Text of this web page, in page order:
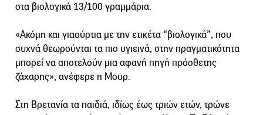
στα βιολογικά 13/100 γραμμάρια.
«Ακόμη και γιαούρτια με την ετικέτα “βιολογικά”, που
συχνά θεωρούνται τα πιο υγιεινά, στην πραγματικότητα
μπορεί να αποτελούν μια αφανή πηγή πρόσθετης
ζάχαρης», ανέφερε η Μουρ.
Στη Βρετανία τα παιδιά, ιδίως έως τριών ετών, τρώνε